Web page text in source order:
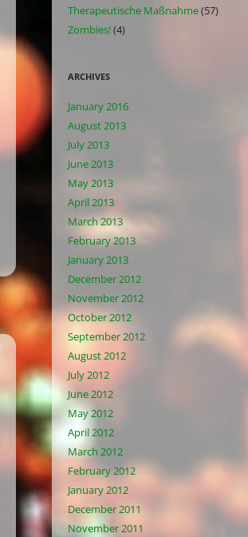
Therapeutische Maßnahme(57)
Zombies!(4)
ARCHIVES
January 2016
August 2013
July 2013
June 2013
May 2013
April 2013
March 2013
February 2013
January 2013
December 2012
November 2012
October 2012
September 2012
August 2012
July 2012
June 2012
May 2012
April 2012
March 2012
February 2012
January 2012
December 2011
November 2011